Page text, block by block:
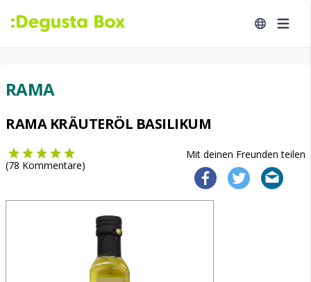
RAMA
RAMA KRÄUTERÖL BASILIKUM
Mit deinen Freunden teilen
(78 Kommentare)